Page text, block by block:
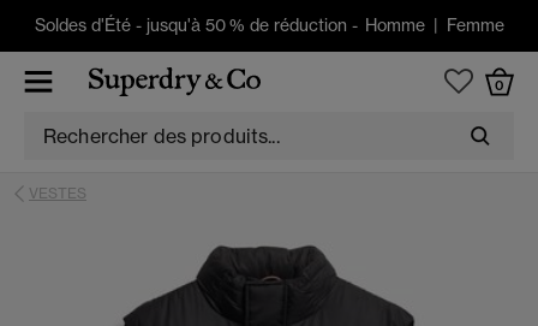
Soldes d'Été -jusqu'à 50 % de réduction - Homme| Femme
0
VESTES